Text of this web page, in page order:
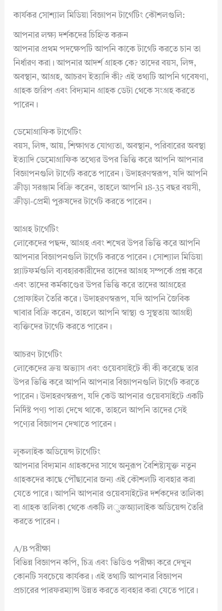
কার্যকর সোশ্যাল মিডিয়া বিজ্ঞাপন টার্গেটিং কৌশলগুলি:
আপনার লক্ষ্য দর্শকদের চিহ্নিত করুন
আপনার প্রথম পদক্ষেপটি আপনি কাকে টার্গেট করতে চান তা
নির্ধারণ করা। আপনার আদর্শ গ্রাহক কে? তাদের বয়স, লিঙ্গ,
অবস্থান, আগ্রহ, আচরণ ইত্যাদি কী? এই তথ্যটি আপনি গবেষণা,
গ্রাহক জরিপ এবং বিদ্যমান গ্রাহক ডেটা থেকে সংগ্রহ করতে
পারেন।
ডেমোগ্রাফিক টার্গেটিং
বয়স, লিঙ্গ, আয়, শিক্ষাগত যোগ্যতা, অবস্থান, পরিবারের অবস্থা
ইত্যাদি ডেমোগ্রাফিক তথ্যের উপর ভিত্তি করে আপনি আপনার
বিজ্ঞাপনগুলি টার্গেট করতে পারেন। উদাহরণস্বরূপ, যদি আপনি
ক্রীড়া সরঞ্জাম বিক্রি করেন, তাহলে আপনি 18-35 বছর বয়সী,
ক্রীড়া-প্রেমী পুরুষদের টার্গেট করতে পারেন।
আগ্রহ টার্গেটিং
লোকেদের পছন্দ, আগ্রহ এবং শখের উপর ভিত্তি করে আপনি
আপনার বিজ্ঞাপনগুলি টার্গেট করতে পারেন। সোশ্যাল মিডিয়া
প্ল্যাটফর্মগুলি ব্যবহারকারীদের তাদের আগ্রহ সম্পর্কে প্রশ্ন করে
এবং তাদের কর্মকাণ্ডের উপর ভিত্তি করে তাদের আগ্রহের
প্রোফাইল তৈরি করে। উদাহরণস্বরূপ, যদি আপনি জৈবিক
খাবার বিক্রি করেন, তাহলে আপনি স্বাস্থ্য ও সুস্থতায় আগ্রহী
ব্যক্তিদের টার্গেট করতে পারেন।
আচরণ টার্গেটিং
লোকেদের ক্রয় অভ্যাস এবং ওয়েবসাইটে কী কী করেছে তার
উপর ভিত্তি করে আপনি আপনার বিজ্ঞাপনগুলি টার্গেট করতে
পারেন। উদাহরণস্বরূপ, যদি কেউ আপনার ওয়েবসাইটে একটি
নির্দিষ্ট পণ্য পাতা দেখে থাকে, তাহলে আপনি তাদের সেই
পণ্যের বিজ্ঞাপন দেখাতে পারেন।
লূকলাইক অডিয়েন্স টার্গেটিং
আপনার বিদ্যমান গ্রাহকদের সাথে অনুরূপ বৈশিষ্ট্যযুক্ত নতুন
গ্রাহকদের কাছে পৌঁছানোর জন্য এই কৌশলটি ব্যবহার করা
যেতে পারে। আপনি আপনার ওয়েবসাইটের দর্শকদের তালিকা
বা গ্রাহক তালিকা থেকে একটি লुकঅ্যালাইক অডিয়েন্স তৈরি
করতে পারেন।
A/B পরীক্ষা
বিভিন্ন বিজ্ঞাপন কপি, চিত্র এবং ভিডিও পরীক্ষা করে দেখুন
কোনটি সবচেয়ে কার্যকর। এই তথ্যটি আপনার বিজ্ঞাপন
প্রচারের পারফরম্যান্স উন্নত করতে ব্যবহার করা যেতে পারে।